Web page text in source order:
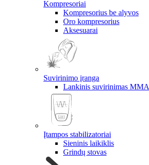
Kompresoriai
Kompresorius be alyvos
Oro kompresorius
Aksesuarai
Suvirinimo įranga
Lankinis suvirinimas MMA
Įtampos stabilizatoriai
Sieninis laikiklis
Grindų stovas